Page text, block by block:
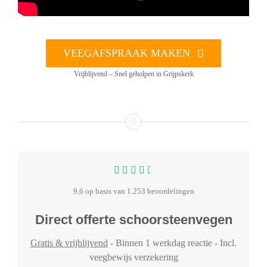
VEEGAFSPRAAK MAKEN
Vrijblijvend – Snel geholpen in Grijpskerk
9,6 op basis van 1.253 beoordelingen
Direct offerte schoorsteenvegen
Gratis & vrijblijvend - Binnen 1 werkdag reactie - Incl.
veegbewijs verzekering